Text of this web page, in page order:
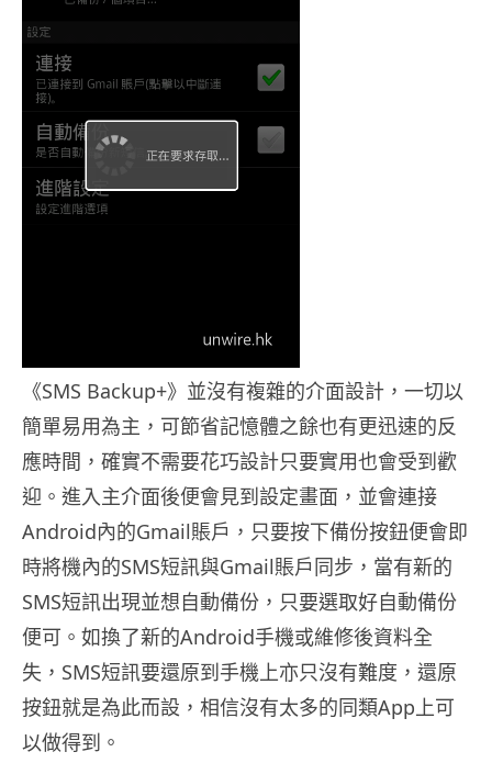
《SMS Backup+》並沒有複雜的介面設計，一切以
簡單易用為主，可節省記憶體之餘也有更迅速的反
應時間，確實不需要花巧設計只要實用也會受到歡
迎。進入主介面後便會見到設定畫面，並會連接
Android內的Gmail賬戶，只要按下備份按鈕便會即
時將機內的SMS短訊與Gmail賬戶同步，當有新的
SMS短訊出現並想自動備份，只要選取好自動備份
便可。如換了新的Android手機或維修後資料全
失，SMS短訊要還原到手機上亦只沒有難度，還原
按鈕就是為此而設，相信沒有太多的同類App上可
以做得到。